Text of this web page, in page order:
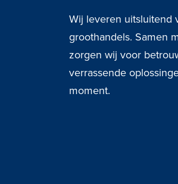
Wij leveren uitsluitend
groothandels. Samen
zorgen wij voor
verrassende
moment.